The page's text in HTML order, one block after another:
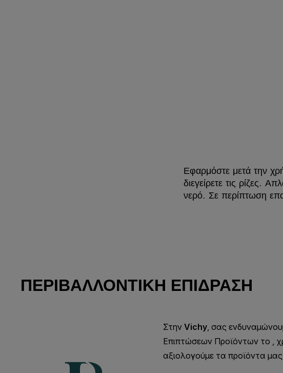
Εφαρμόστε μετά την
διεγείρετε τις ρίζες.
νερό. Σε περίπτωση
ΠΕΡΙΒΑΛΛΟΝΤΙΚΉ ΕΠΊΔΡΑΣΗ